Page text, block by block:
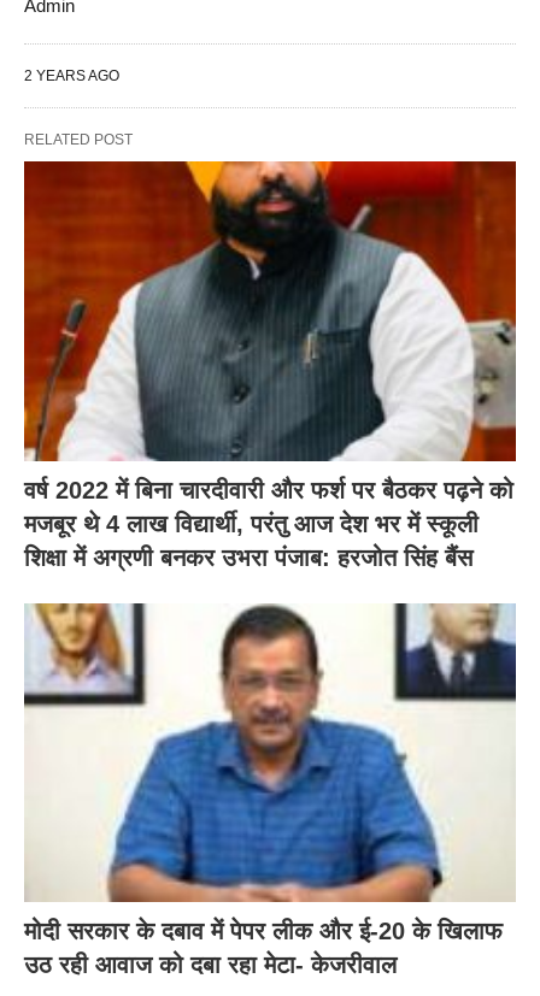
Admin
2 YEARS AGO
RELATED POST
वर्ष 2022 में बिना चारदीवारी और फर्श पर बैठकर पढ़ने को
मजबूर थे 4 लाख विद्यार्थी, परंतु आज देश भर में स्कूली
शिक्षा में अग्रणी बनकर उभरा पंजाब: हरजोत सिंह बैंस
मोदी सरकार के दबाव में पेपर लीक और ई-20 के खिलाफ
उठ रही आवाज को दबा रहा मेटा- केजरीवाल